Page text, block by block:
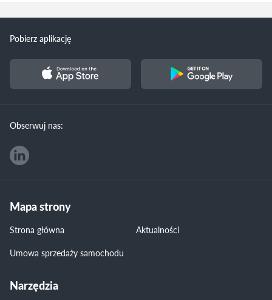
Pobierz aplikację
Obserwuj nas:
Mapa strony
Strona główna
Aktualności
Umowa sprzedaży samochodu
Narzędzia